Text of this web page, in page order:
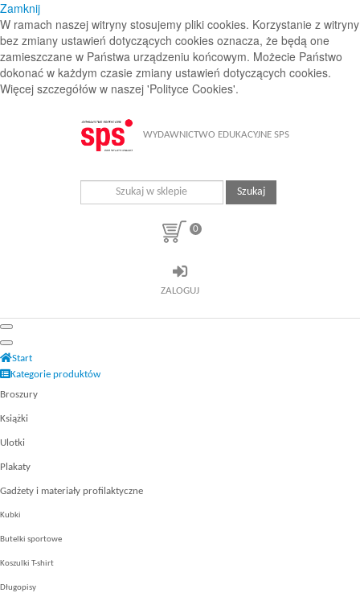
Zamknij
W ramach naszej witryny stosujemy pliki cookies. Korzystanie z witryny
bez zmiany ustawień dotyczących cookies oznacza, że będą one
zamieszczane w Państwa urządzeniu końcowym. Możecie Państwo
dokonać w każdym czasie zmiany ustawień dotyczących cookies.
Więcej szczegółów w naszej 'Polityce Cookies'.
WYDAWNICTWO EDUKACYJNE SPS
Szukaj
0
ZALOGUJ
Start
Kategorie produktów
Broszury
Książki
Ulotki
Plakaty
Gadżety i materiały profilaktyczne
Kubki
Butelki sportowe
Koszulki T-shirt
Długopisy